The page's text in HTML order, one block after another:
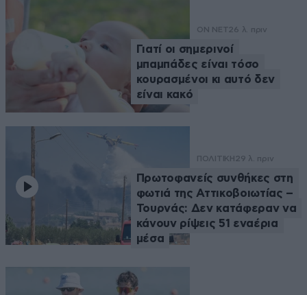
ON NET26 λ. πριν
Γιατί οι σημερινοί
μπαμπάδες είναι τόσο
κουρασμένοι κι αυτό δεν
είναι κακό
ΠΟΛΙΤΙΚΗ29 λ. πριν
Πρωτοφανείς συνθήκες στη
φωτιά της Αττικοβοιωτίας –
Τουρνάς: Δεν κατάφεραν να
κάνουν ρίψεις 51 εναέρια
μέσα